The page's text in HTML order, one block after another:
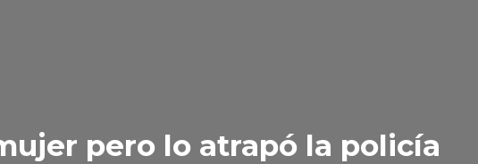
pero lo atrapó la policía